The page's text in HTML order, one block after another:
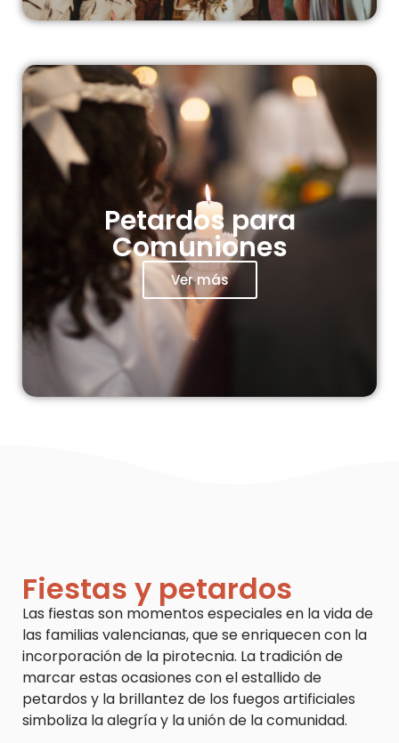
Petardos para
Comuniones
Ver más
Fiestas y petardos
Las fiestas son momentos especiales en la vida de
las familias valencianas, que se enriquecen con la
incorporación de la pirotecnia. La tradición de
marcar estas ocasiones con el estallido de
petardos y la brillantez de los fuegos artificiales
simboliza la alegría y la unión de la comunidad.